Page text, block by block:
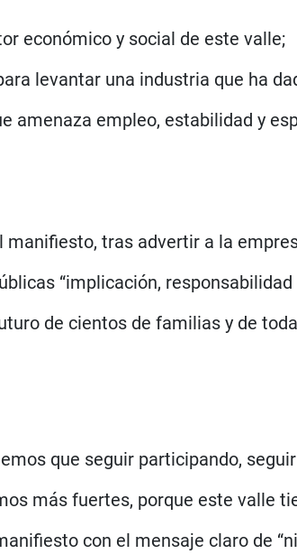
económico y social de este valle;
levantar una industria que ha
amenaza empleo, estabilidad y
tras advertir a la
“implicación, responsabilidad
de cientos de familias y de
que seguir participando, seguir
más fuertes, porque este valle
con el mensaje claro de